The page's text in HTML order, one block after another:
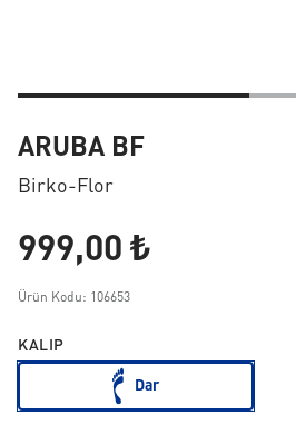
ARUBA BF
Birko-Flor
999,00 ₺
Ürün Kodu: 106653
KALIP
Dar